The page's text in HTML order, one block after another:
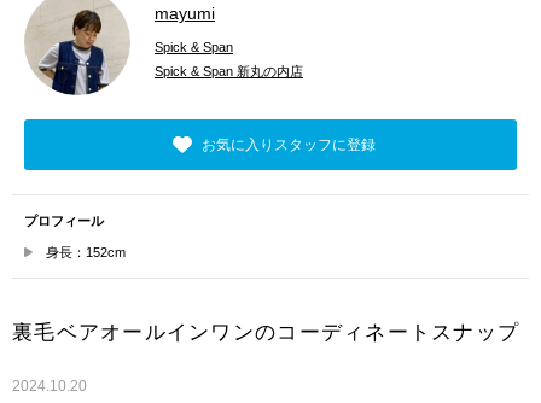
mayumi
Spick & Span
Spick & Span 新丸の内店
お気に入りスタッフに登録
プロフィール
身長：152cm
裏毛ベアオールインワンのコーディネートスナップ
2024.10.20